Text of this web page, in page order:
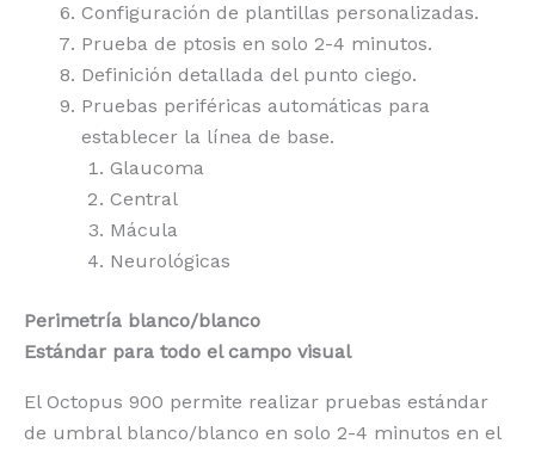
Configuración de plantillas personalizadas.
Prueba de ptosis en solo 2-4 minutos.
Definición detallada del punto ciego.
Pruebas periféricas automáticas para
establecer la línea de base.
Glaucoma
Central
Mácula
Neurológicas
Perimetría blanco/blanco
Estándar para todo el campo visual
El Octopus 900 permite realizar pruebas estándar
de umbral blanco/blanco en solo 2-4 minutos en el